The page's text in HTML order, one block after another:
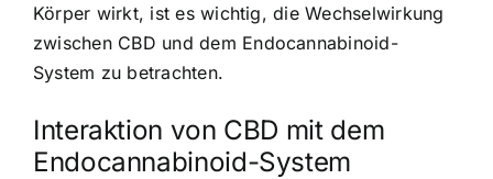
Körper wirkt, ist es wichtig, die Wechselwirkung
zwischen CBD und dem Endocannabinoid-
System zu betrachten.
Interaktion von CBD mit dem
Endocannabinoid-System